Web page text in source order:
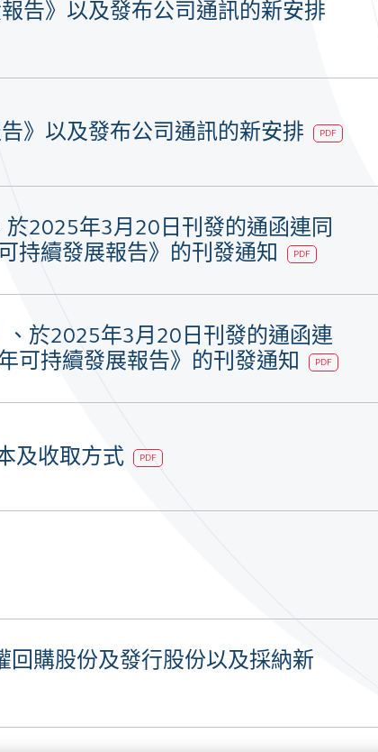
告》以及發布公司通訊的新安排
》以及發布公司通訊的新安排 PDF
2025年3月20日刊發的通函連同
持續發展報告》的刊發通知
PDF
於2025年3月20日刊發的通函連
可持續發展報告》的刊發通知
PDF
及收取方式 PDF
購股份及發行股份以及採納新